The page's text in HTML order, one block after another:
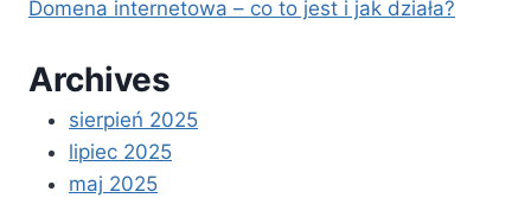
Domena internetowa – co to jest i jak działa?
Archives
sierpień 2025
lipiec 2025
maj 2025